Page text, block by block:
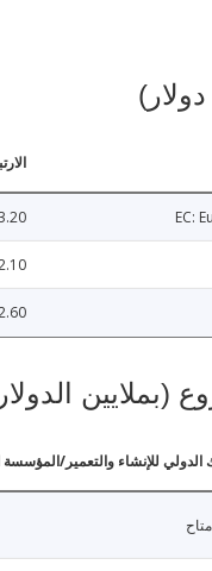
EC:
(بملايين
الدولي للإنشاء والتعمير/المؤسسة